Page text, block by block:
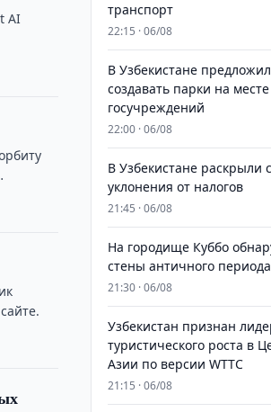
AI
транспорт
22:15 · 06/08
В Узбекистане
создавать парки на месте
госучреждений
22:00 · 06/08
В Узбекистане раскрыли
уклонения от налогов
21:45 · 06/08
На городище Куббо
стены античного периода
21:30 · 06/08
Узбекистан признан
туристического роста в
Азии по версии WTTC
21:15 · 06/08